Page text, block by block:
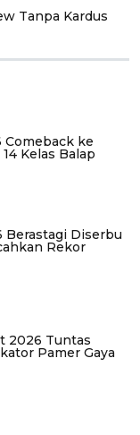
Tanpa Kardus
Comeback ke
Kelas Balap
Berastagi Diserbu
Rekor
2026 Tuntas
Pamer Gaya